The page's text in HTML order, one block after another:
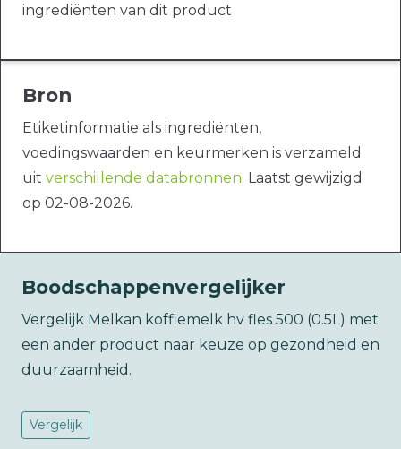
ingrediënten van dit product
Bron
Etiketinformatie als ingrediënten,
voedingswaarden en keurmerken is verzameld
uit verschillende databronnen. Laatst gewijzigd
op 02-08-2026.
Boodschappenvergelijker
Vergelijk Melkan koffiemelk hv fles 500 (0.5L) met
een ander product naar keuze op gezondheid en
duurzaamheid.
Vergelijk